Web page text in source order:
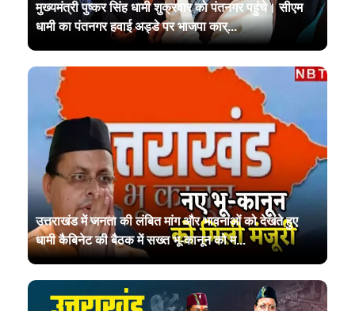
मुख्यमंत्री पुष्कर सिंह धामी शुक्रवार को पंतनगर पहुंचे। सीएम
धामी का पंतनगर हवाई अड्डे पर भाजपा कार्...
उत्तराखंड में जनता की लंबित मांग और भावनाओं को देखते हुए
धामी कैबिनेट की बैठक में सख्त भू-कानून को म...